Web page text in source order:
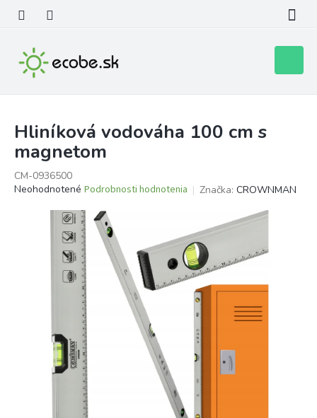
obsah
košík
Hliníková vodováha 100 cm s
magnetom
CM-0936500
Priemerné
hviezdičiek.
Neohodnotené Podrobnosti hodnotenia Značka: CROWNMAN